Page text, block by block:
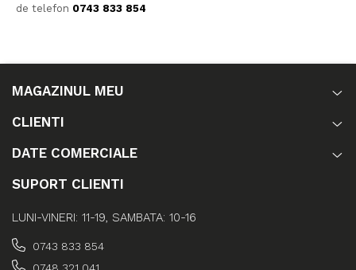
de telefon 0743 833 854
MAGAZINUL MEU
CLIENTI
DATE COMERCIALE
SUPORT CLIENTI
LUNI-VINERI: 11-19, SAMBATA: 10-16
0743 833 854